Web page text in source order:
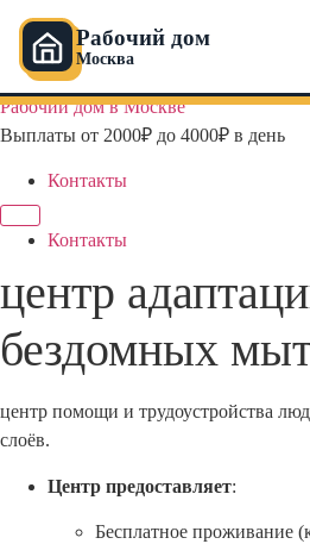
Рабочий дом
Москва
Перейти
к
Рабочий дом в Москве
Выплаты от 2000₽ до 4000₽ в день
Контакты
Контакты
центр
бездомных
центр помощи и трудоустройства
слоёв.
Центр предоставляет:
Бесплатное проживание